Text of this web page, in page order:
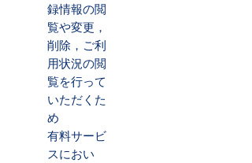
録情報の閲
覧や変更，
削除，ご利
用状況の閲
覧を行って
いただくた
め
有料サービ
スにおい